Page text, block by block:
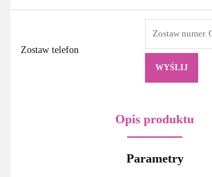
Zostaw telefon
WYŚLIJ
Opis produktu
Parametry